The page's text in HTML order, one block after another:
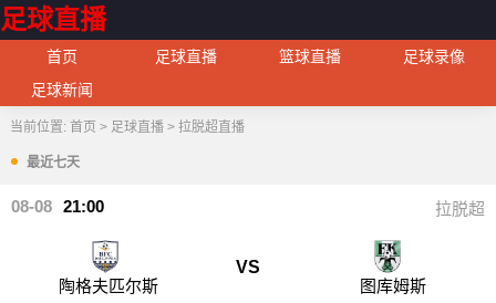
足球直播
首页 足球直播 篮球直播
足球录像
足球新闻
当前位置: 首页 > 足球直播> 拉脱超直播
最近七天
21:00
08-08 拉脱超
陶格夫匹尔斯
VS
图库姆斯